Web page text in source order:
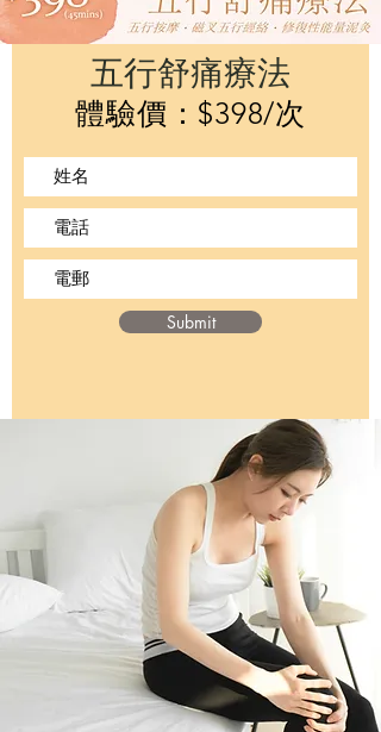
五行舒痛療法
體驗價：$398/次
Submit